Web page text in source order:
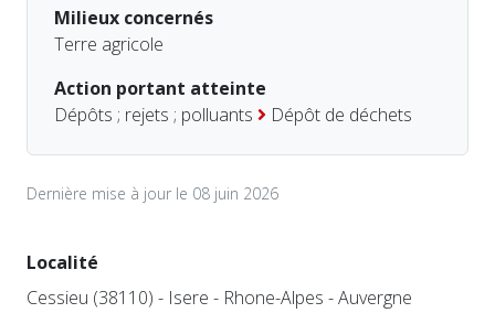
Milieux concernés
Terre agricole
Action portant atteinte
Dépôts ; rejets ; polluants
Dépôt de déchets
Dernière mise à jour le 08 juin 2026
Localité
Cessieu (38110) - Isere - Rhone-Alpes - Auvergne